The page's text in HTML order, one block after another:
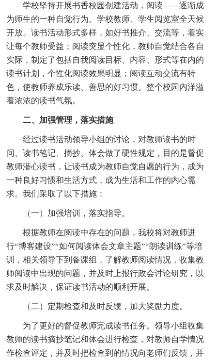
学校坚持开展书香校园创建活动，阅读——逐渐成
为师生的一种自觉行为。学校教师、学生阅览室全天候
开放。读书活动形式多样，如好书推介、交流等，着实
让每个教师受益；阅读突显个性化，教师自觉结合各自
实际，制定了包括自我阅读目标、内容、形式等在内的
读书计划，个性化阅读效果明显；阅读互动交流有特
色，使教师养成乐读、善思的好习惯。整个校园内洋溢
着浓浓的读书气氛。
二、加强管理，落实措施
经过读书活动领导小组的讨论，对教师读书的时
间、读书笔记、摘抄、体会做了硬性规定，目的是督促
教师潜心读书，让读书成为教师自觉自愿的行为，成为
一种良好习惯和生活方式，成为生活和工作的内心需
求。我们采取了以下措施：
（一）加强培训，落实指导。
根据教师在阅读中存在的问题，我校将对教师进
行“博客建设”“如何阅读体会文章主题”“朗读训练”等培
训，相关领导下到备课组，了解教师阅读情况，收集教
师阅读中出现的问题，并及时上报行政会讨论研究，以
求及时解决，保证读书活动的顺利开展。
（二）定期检查和及时反馈，加大奖励力度。
为了更好的督促教师完成读书任务。领导小组收集
教师的读书摘抄笔记和体会进行检查，对教师自学情况
作检查评定，并及时把检查到的情况向老师们反馈，并